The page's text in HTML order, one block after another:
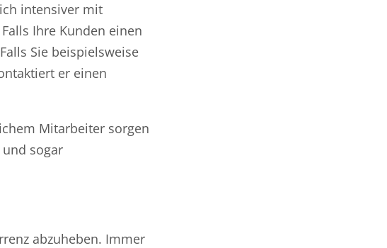
intensiver mit
Ihre Kunden einen
Sie beispielsweise
er einen
Mitarbeiter sorgen
sogar
abzuheben. Immer